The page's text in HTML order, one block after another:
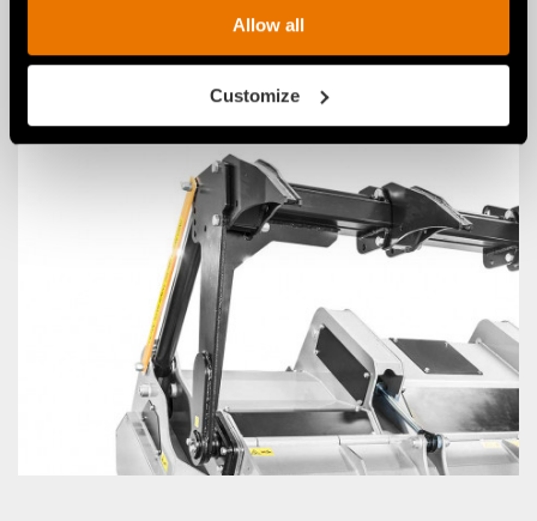
Allow all
Customize
PATINS DE PROFONDEUR